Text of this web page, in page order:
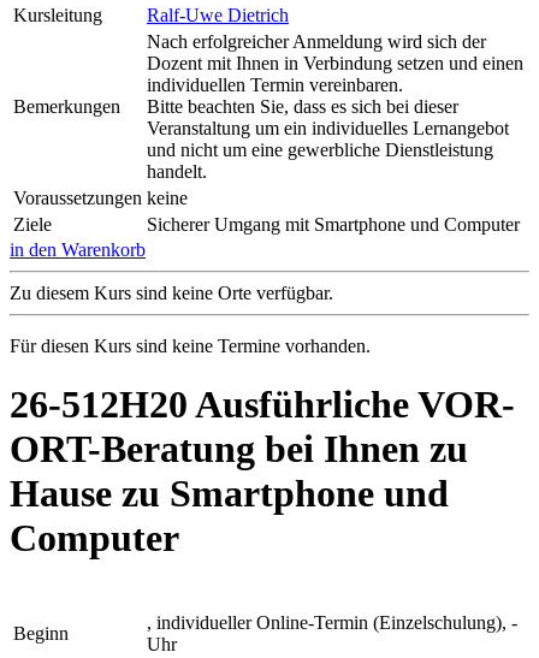
Kursleitung
Ralf-Uwe Dietrich
Bemerkungen
Nach erfolgreicher Anmeldung wird sich der
Dozent mit Ihnen in Verbindung setzen und einen
individuellen Termin vereinbaren.
Bitte beachten Sie, dass es sich bei dieser
Veranstaltung um ein individuelles Lernangebot
und nicht um eine gewerbliche Dienstleistung
handelt.
Voraussetzungen keine
Ziele
Sicherer Umgang mit Smartphone und Computer
in den Warenkorb
Zu diesem Kurs sind keine Orte verfügbar.
Für diesen Kurs sind keine Termine vorhanden.
26-512H20 Ausführliche VOR-
ORT-Beratung bei Ihnen zu
Hause zu Smartphone und
Computer
Beginn
, individueller Online-Termin (Einzelschulung), -
Uhr